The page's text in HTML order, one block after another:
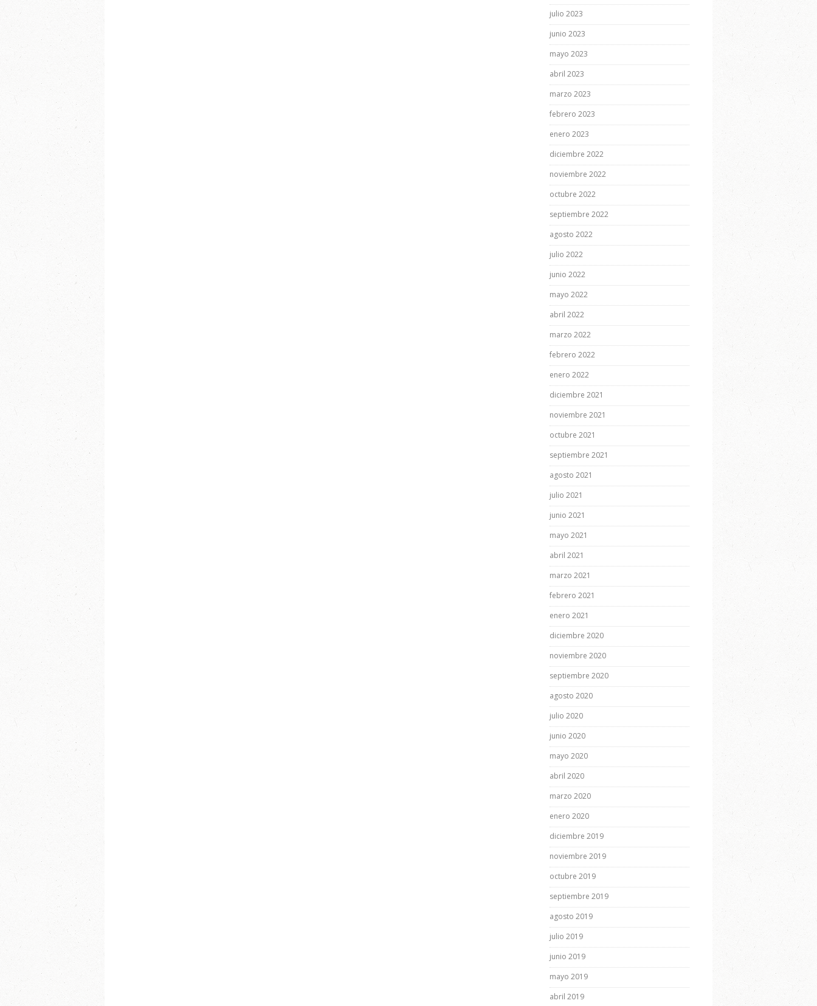
julio 2023
junio 2023
mayo 2023
abril 2023
marzo 2023
febrero 2023
enero 2023
diciembre 2022
noviembre 2022
octubre 2022
septiembre 2022
agosto 2022
julio 2022
junio 2022
mayo 2022
abril 2022
marzo 2022
febrero 2022
enero 2022
diciembre 2021
noviembre 2021
octubre 2021
septiembre 2021
agosto 2021
julio 2021
junio 2021
mayo 2021
abril 2021
marzo 2021
febrero 2021
enero 2021
diciembre 2020
noviembre 2020
septiembre 2020
agosto 2020
julio 2020
junio 2020
mayo 2020
abril 2020
marzo 2020
enero 2020
diciembre 2019
noviembre 2019
octubre 2019
septiembre 2019
agosto 2019
julio 2019
junio 2019
mayo 2019
abril 2019